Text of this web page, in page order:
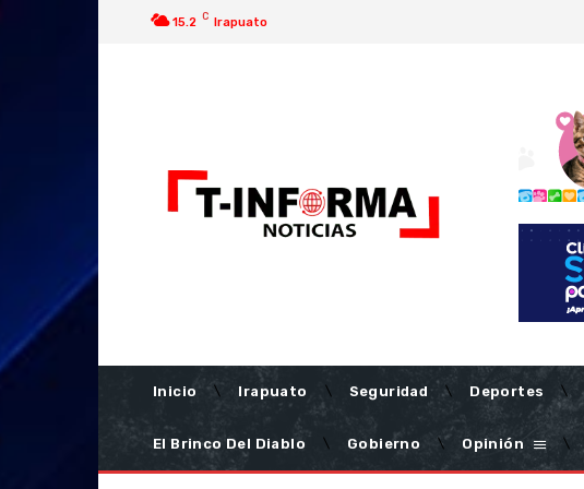
15.2 C Irapuato
Inicio Irapuato Seguridad Deportes
El Brinco Del Diablo Gobierno Opinión